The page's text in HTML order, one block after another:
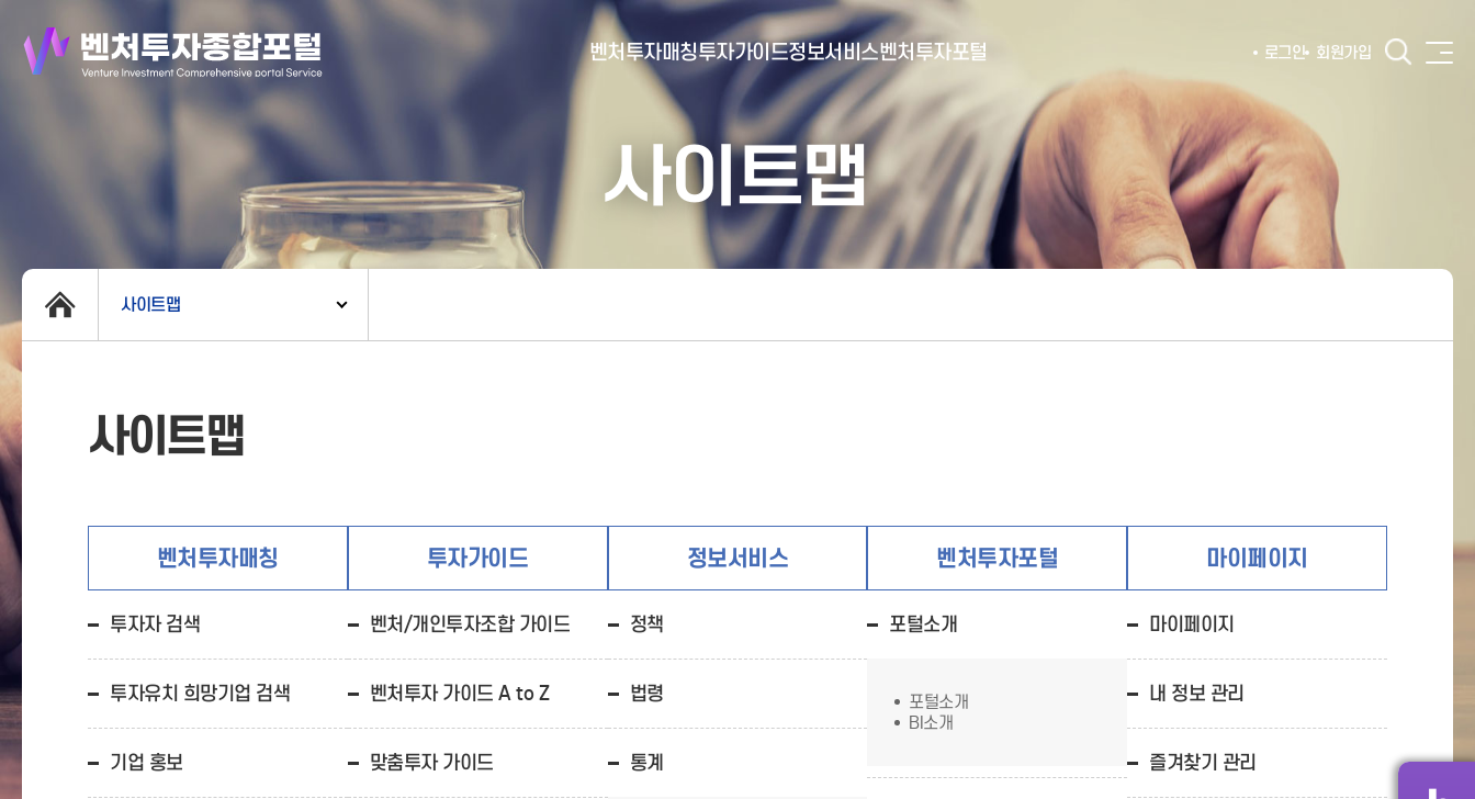
벤처투자매칭
- 벤처투자회사 전자공시
- 벤처투자마트란?
- M&A 정보망
- 비상장주식거래플랫폼
투자가이드정보서비스
- 대시보드
- 투자실적
- 민간벤처통계
- 통계/연구 보고서
- VC 트랙레코드 확
스템
벤처투자포털
- 포털소개
- BI소개
로그인 회원가입
사이트맵
사이트맵
사이트맵
벤처투자매칭
투자자 검색
투자유치 희망기업 검색
기업 홍보
투자가이드
벤처/개인투자조합 가이드
벤처투자 가이드 A to Z
맞춤투자 가이드
정보서비스
정책
법령
통계
벤처투자포털
포털소개
포털소개
BI소개
마이페이지
마이페이지
내 정보 관리
즐겨찾기 관리